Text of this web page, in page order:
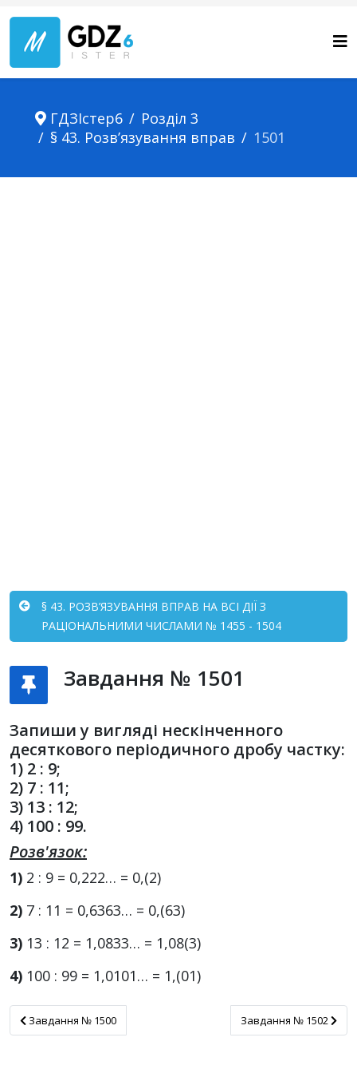
ГДЗІстер6
Розділ 3
§ 43. Розв’язування вправ
1501
§ 43. РОЗВ’ЯЗУВАННЯ ВПРАВ НА ВСІ ДІЇ З
РАЦІОНАЛЬНИМИ ЧИСЛАМИ № 1455 - 1504
Завдання № 1501
Запиши у вигляді нескінченного
десяткового періодичного дробу частку:
1) 2 : 9;
2) 7 : 11;
3) 13 : 12;
4) 100 : 99.
Розв'язок:
1) 2 : 9 = 0,222… = 0,(2)
2) 7 : 11 = 0,6363… = 0,(63)
3) 13 : 12 = 1,0833… = 1,08(3)
4) 100 : 99 = 1,0101… = 1,(01)
Завдання № 1500
Завдання № 1500 Завдання № 1502
Завдання № 1502